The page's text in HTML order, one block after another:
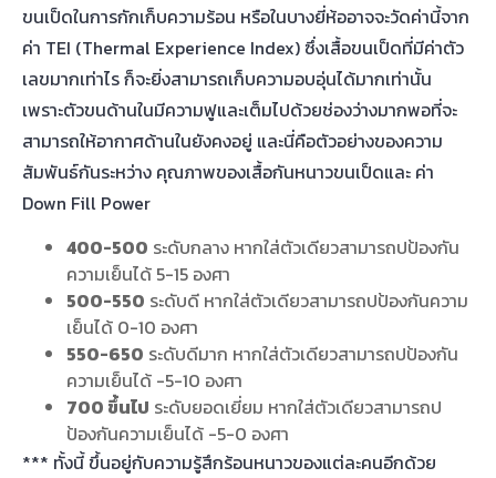
ขนเป็ดในการกักเก็บความร้อน หรือในบางยี่ห้ออาจจะวัดค่านี้จาก
ค่า TEI (Thermal Experience Index) ซึ่งเสื้อขนเป็ดที่มีค่าตัว
เลขมากเท่าไร ก็จะยิ่งสามารถเก็บความอบอุ่นได้มากเท่านั้น
เพราะตัวขนด้านในมีความฟูและเต็มไปด้วยช่องว่างมากพอที่จะ
สามารถให้อากาศด้านในยังคงอยู่ และนี่คือตัวอย่างของความ
สัมพันธ์กันระหว่าง คุณภาพของเสื้อกันหนาวขนเป็ดและ ค่า
Down Fill Power
400-500 ระดับกลาง หากใส่ตัวเดียวสามารถปป้องกัน
ความเย็นได้ 5-15 องศา
500-550 ระดับดี หากใส่ตัวเดียวสามารถปป้องกันความ
เย็นได้ 0-10 องศา
550-650 ระดับดีมาก หากใส่ตัวเดียวสามารถปป้องกัน
ความเย็นได้ -5-10 องศา
700 ขึ้นไป ระดับยอดเยี่ยม หากใส่ตัวเดียวสามารถป
ป้องกันความเย็นได้ -5-0 องศา
*** ทั้งนี้ ขึ้นอยู่กับความรู้สึกร้อนหนาวของแต่ละคนอีกด้วย